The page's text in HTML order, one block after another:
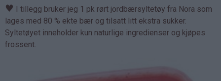
♥
I tillegg bruker jeg 1 pk rørt jordbærsyltetøy fra Nora som
lages med 80 % ekte bær og tilsatt litt ekstra sukker.
Syltetøyet inneholder kun naturlige ingredienser og kjøpes
frossent.